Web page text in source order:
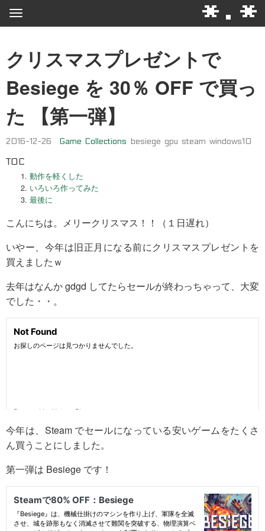
*.*
クリスマスプレゼントで
Besiege を 30％ OFF で買っ
た 【第一弾】
2016-12-26 Game Collections besiege gpu steam windows10
TOC
動作を軽くした
いろいろ作ってみた
最後に
こんにちは。メリークリスマス！！（１日遅れ）
いやー、今年は旧正月になる前にクリスマスプレゼントを
買えましたｗ
去年はなんか gdgd してたらセールが終わっちゃって、大変
でした・・。
今年は、Steam でセールになっている安いゲームをたくさ
ん買うことにしました。
第一弾は Besiege です！